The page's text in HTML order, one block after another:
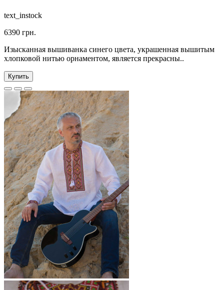
text_instock
6390 грн.
Изысканная вышиванка синего цвета, украшенная вышитым
хлопковой нитью орнаментом, является прекрасны..
Купить